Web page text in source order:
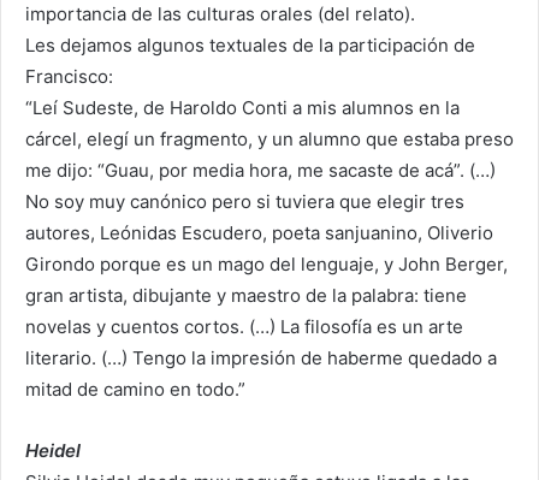
importancia de las culturas orales (del relato).
Les dejamos algunos textuales de la participación de
Francisco:
“Leí Sudeste, de Haroldo Conti a mis alumnos en la
cárcel, elegí un fragmento, y un alumno que estaba preso
me dijo: “Guau, por media hora, me sacaste de acá”. (…)
No soy muy canónico pero si tuviera que elegir tres
autores, Leónidas Escudero, poeta sanjuanino, Oliverio
Girondo porque es un mago del lenguaje, y John Berger,
gran artista, dibujante y maestro de la palabra: tiene
novelas y cuentos cortos. (…) La filosofía es un arte
literario. (…) Tengo la impresión de haberme quedado a
mitad de camino en todo.”
Heidel